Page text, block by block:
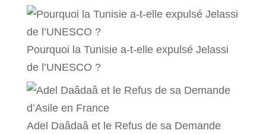
Pourquoi la Tunisie a-t-elle expulsé Jelassi
de l’UNESCO ?
Adel Daâdaâ et le Refus de sa Demande